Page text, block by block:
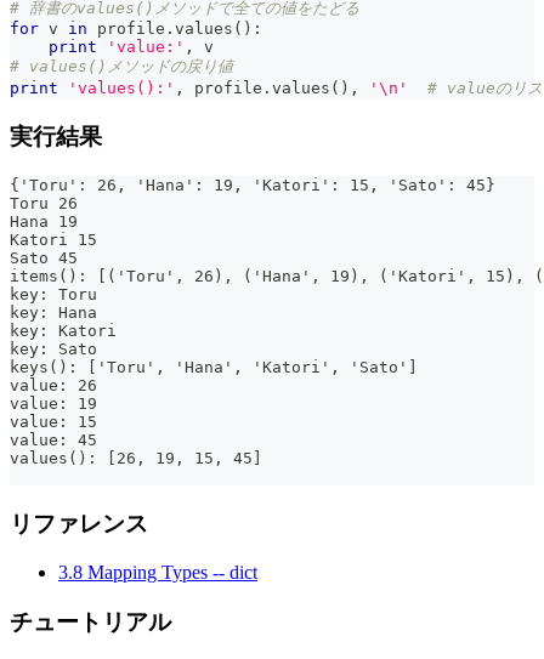
# 辞書のvalues()メソッドで全ての値をたどる
for v in profile . values ( ) :
print
'value:' ,
v
# values()メソッドの戻り値
print
'values():' , profile . values ( ) , '\n' # valueのリス
実行結果
{'Toru': 26, 'Hana': 19, 'Katori': 15, 'Sato': 45}
Toru 26
Hana 19
Katori 15
Sato 45
items(): [('Toru', 26), ('Hana', 19), ('Katori', 15),
key: Toru
key: Hana
key: Katori
key: Sato
keys(): ['Toru', 'Hana', 'Katori', 'Sato']
value: 26
value: 19
value: 15
value: 45
values(): [26, 19, 15, 45]
リファレンス
3.8 Mapping Types -- dict
チュートリアル